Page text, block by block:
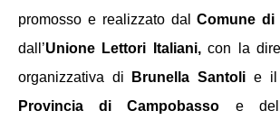
promosso e realizzato dal Comune di
dall’Unione Lettori Italiani, con la
organizzativa di
Brunella Santoli
Provincia di Campobasso e